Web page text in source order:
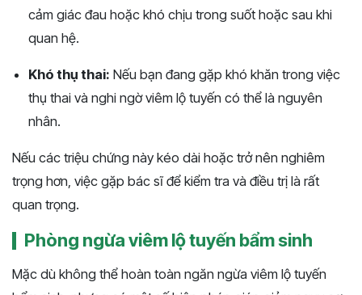
cảm giác đau hoặc khó chịu trong suốt hoặc sau khi
quan hệ.
Khó thụ thai: Nếu bạn đang gặp khó khăn trong việc
thụ thai và nghi ngờ viêm lộ tuyến có thể là nguyên
nhân.
Nếu các triệu chứng này kéo dài hoặc trở nên nghiêm
trọng hơn, việc gặp bác sĩ để kiểm tra và điều trị là rất
quan trọng.
Phòng ngừa viêm lộ tuyến bẩm sinh
Mặc dù không thể hoàn toàn ngăn ngừa viêm lộ tuyến